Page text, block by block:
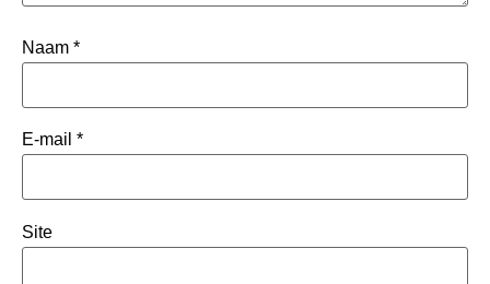
Naam *
E-mail *
Site